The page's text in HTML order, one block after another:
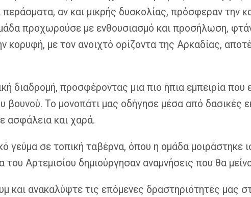
αν και μικρής δυσκολίας, πρόσφεραν την
προχωρούσε με ενθουσιασμό και προσήλωση,
κορυφή, με τον ανοιχτό ορίζοντα της Αρκαδίας,
διαδρομή, προσφέροντας μια πιο ήπια εμπειρία
βουνού. Το μονοπάτι μας οδήγησε μέσα από δασικές
ασφάλεια και χαρά.
γεύμα σε τοπική ταβέρνα, όπου η ομάδα μοιράστηκε
του Αρτεμισίου δημιούργησαν αναμνήσεις που θα
και ανακαλύψτε τις επόμενες δραστηριότητές μας